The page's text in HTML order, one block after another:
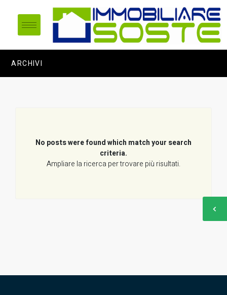
ARCHIVI
No posts were found which match your search
criteria.
Ampliare la ricerca per trovare più risultati.